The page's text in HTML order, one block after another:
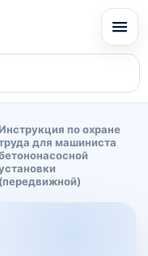
Инструкция по охране
для машиниста
(передвижной)